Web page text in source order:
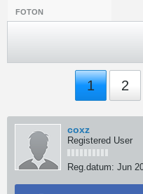
FOTON
1 2
coxz
Registered User
Reg.datum: Jun